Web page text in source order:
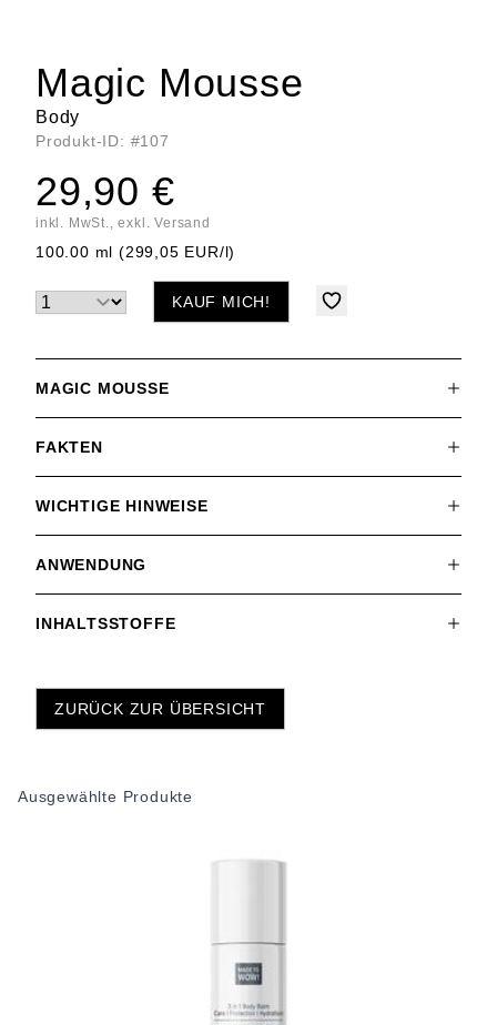
Magic Mousse
Body
Produkt-ID: #107
29,90 €
inkl. MwSt., exkl. Versand
100.00 ml (299,05 EUR/l)
KAUF MICH!
MAGIC MOUSSE
FAKTEN
WICHTIGE HINWEISE
ANWENDUNG
INHALTSSTOFFE
ZURÜCK ZUR ÜBERSICHT
Ausgewählte Produkte